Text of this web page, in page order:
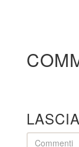
Comment